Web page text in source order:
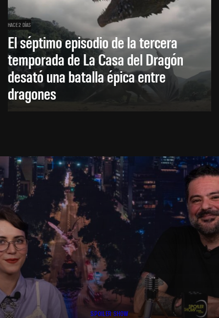
HACE 2 DÍAS
El séptimo episodio de la tercera
temporada de La Casa del Dragón
desató una batalla épica entre
dragones
SPOILER SHOW